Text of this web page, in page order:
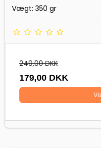
Vægt: 350 gr
249,00 DKK
179,00 DKK